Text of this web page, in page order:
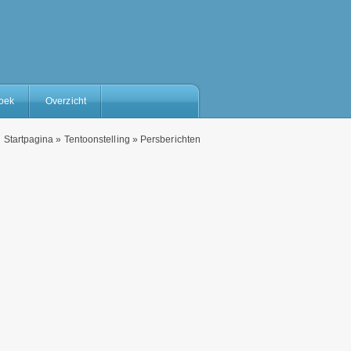
Overzicht
Startpagina » Tentoonstelling » Persberichten